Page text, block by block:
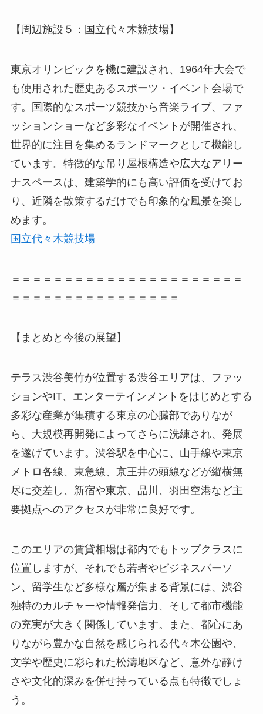
【周辺施設５：国立代々木競技場】
東京オリンピックを機に建設され、1964年大会で
も使用された歴史あるスポーツ・イベント会場で
す。国際的なスポーツ競技から音楽ライブ、ファ
ッションショーなど多彩なイベントが開催され、
世界的に注目を集めるランドマークとして機能し
ています。特徴的な吊り屋根構造や広大なアリー
ナスペースは、建築学的にも高い評価を受けてお
り、近隣を散策するだけでも印象的な風景を楽し
めます。
国立代々木競技場
＝＝＝＝＝＝＝＝＝＝＝＝＝＝＝＝＝＝＝＝＝＝
＝＝＝＝＝＝＝＝＝＝＝＝＝＝＝＝
【まとめと今後の展望】
テラス渋谷美竹が位置する渋谷エリアは、ファッ
ションやIT、エンターテインメントをはじめとする
多彩な産業が集積する東京の心臓部でありなが
ら、大規模再開発によってさらに洗練され、発展
を遂げています。渋谷駅を中心に、山手線や東京
メトロ各線、東急線、京王井の頭線などが縦横無
尽に交差し、新宿や東京、品川、羽田空港など主
要拠点へのアクセスが非常に良好です。
このエリアの賃貸相場は都内でもトップクラスに
位置しますが、それでも若者やビジネスパーソ
ン、留学生など多様な層が集まる背景には、渋谷
独特のカルチャーや情報発信力、そして都市機能
の充実が大きく関係しています。また、都心にあ
りながら豊かな自然を感じられる代々木公園や、
文学や歴史に彩られた松濤地区など、意外な静け
さや文化的深みを併せ持っている点も特徴でしょ
う。